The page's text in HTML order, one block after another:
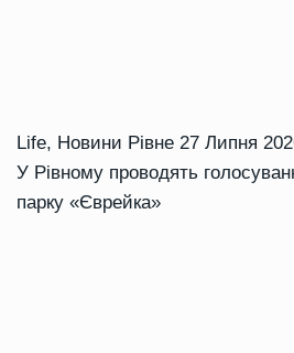
Life, Новини Рівне 27 Липня
У Рівному проводять
парку «Єврейка»